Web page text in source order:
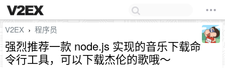
V2EX › 程序员
强烈推荐一款 node.js 实现的音乐下载命
令行工具，可以下载杰伦的歌哦～